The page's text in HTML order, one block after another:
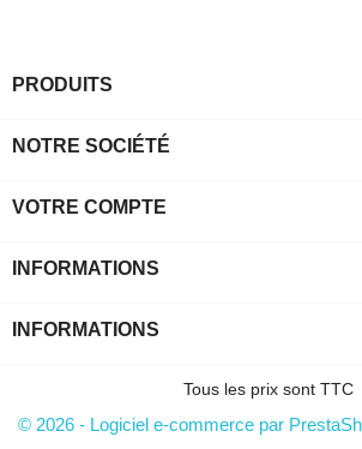
PRODUITS
NOTRE SOCIÉTÉ
VOTRE COMPTE
INFORMATIONS
INFORMATIONS
Tous les prix sont TTC
© 2026 - Logiciel e-commerce par